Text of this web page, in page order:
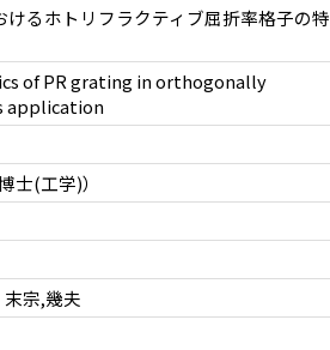
るホトリフラクティブ屈折率格子の特
of PR grating in orthogonally
application
士(工学)）
宗,幾夫